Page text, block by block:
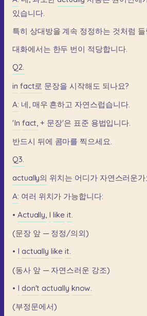
있습니다.
특히 상대방을 계속 정정하는 것처럼 들
대화에서는 한두 번이 적당합니다.
Q2.
in fact로 문장을 시작해도 되나요?
A: 네, 매우 흔하고 자연스럽습니다.
'In fact, + 문장'은 표준 용법입니다.
반드시 뒤에 콤마를 찍으세요.
Q3.
actually의 위치는 어디가 자연스러운가
A: 여러 위치가 가능합니다:
• Actually, I like it.
(문장 앞 — 정정/의외)
• I actually like it.
(동사 앞 — 자연스러운 강조)
• I don't actually know.
(부정문에서)